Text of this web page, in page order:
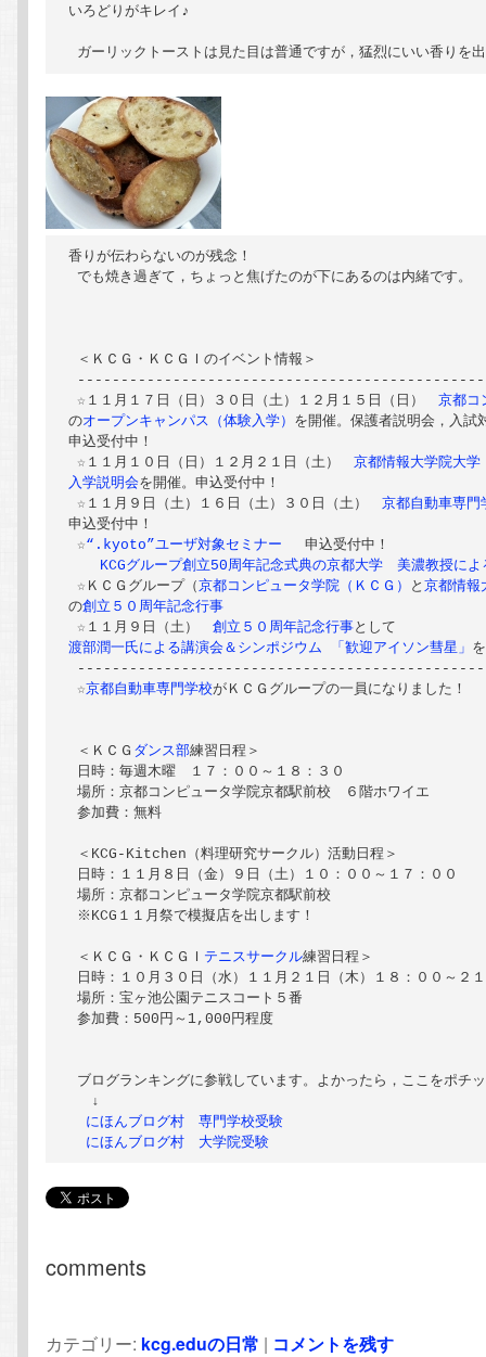
いろどりがキレイ♪
ガーリックトーストは見た目は普通ですが，猛烈にいい香りを
香りが伝わらないのが残念！
でも焼き過ぎて，ちょっと焦げたのが下にあるのは内緒です。
＜ＫＣＧ・ＫＣＧＩのイベント情報＞
☆１１月１７日（日）３０日（土）１２月１５日（日） 京都コ
のオープンキャンパス（体験入学） を開催。保護者説明会，入試
申込受付中！
☆１１月１０日（日）１２月２１日（土） 京都情報大学院大学
入学説明会を開催。申込受付中！
☆１１月９日（土）１６日（土）３０日（土） 京都自動車専門
申込受付中！
☆“.kyoto”ユーザ対象セミナー
申込受付中！
KCGグループ創立50周年記念式典の京都大学　美濃教授に
☆ＫＣＧグループ（京都コンピュータ学院（ＫＣＧ） と京都情報
の創立５０周年記念行事
☆１１月９日（土） 創立５０周年記念行事
渡部潤一氏による講演会＆シンポジウム 「歓迎アイソン彗星」
☆京都自動車専門学校がＫＣＧグループの一員になりました！
＜ＫＣＧ ダンス部練習日程＞
日時：毎週木曜　１７：００～１８：３０
場所：京都コンピュータ学院京都駅前校　６階ホワイエ
参加費：無料
＜KCG-Kitchen（料理研究サークル）活動日程＞
日時：１１月８日（金）９日（土）１０：００～１７：００
場所：京都コンピュータ学院京都駅前校
※KCG１１月祭で模擬店を出します！
＜ＫＣＧ・ＫＣＧＩ テニスサークル練習日程＞
日時：１０月３０日（水）１１月２１日（木）１８：００～２
場所：宝ヶ池公園テニスコート５番
参加費：500円～1,000円程度
ブログランキングに参戦しています。よかったら，ここをポチ
↓
にほんブログ村　専門学校受験
にほんブログ村　大学院受験
comments
カテゴリー: kcg.eduの日常 | コメントを残す